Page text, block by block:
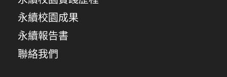
永續校園成果
永續報告書
聯絡我們